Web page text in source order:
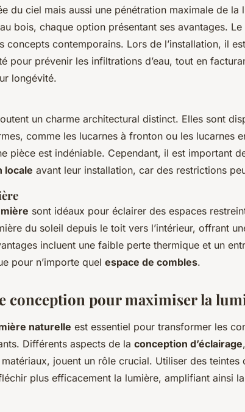
du ciel mais aussi une pénétration maximale de la
bois, chaque option présentant ses avantages.
concepts contemporains. Lors de l’installation, il
pour prévenir les infiltrations d’eau, tout en
longévité.
un charme architectural distinct. Elles sont
comme les lucarnes à fronton ou les lucarnes
pièce est indéniable. Cependant, il est important
locale avant leur installation, car des restrictions
sont idéaux pour éclairer des espaces
du soleil depuis le toit vers l’intérieur, offrant
incluent une faible perte thermique et un
pour n’importe quel espace de combles.
conception pour maximiser la
naturelle est essentiel pour transformer les
Différents aspects de la conception d’éclairage
jouent un rôle crucial. Utiliser des teintes
plus efficacement la lumière, amplifiant ainsi